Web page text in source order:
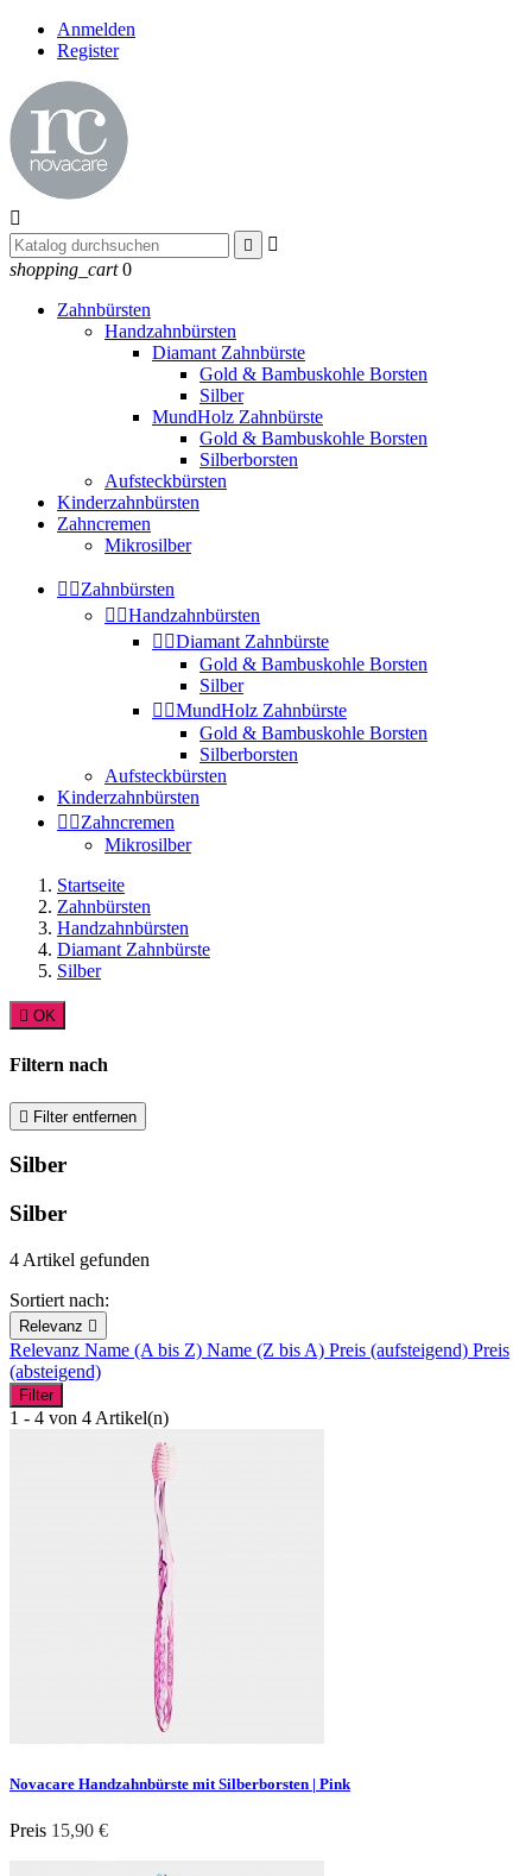
Anmelden
Register



shopping_cart 0
Zahnbürsten
Handzahnbürsten
Diamant Zahnbürste
Gold & Bambuskohle Borsten
Silber
MundHolz Zahnbürste
Gold & Bambuskohle Borsten
Silberborsten
Aufsteckbürsten
Kinderzahnbürsten
Zahncremen
Mikrosilber
 Zahnbürsten
 Handzahnbürsten
 Diamant Zahnbürste
Gold & Bambuskohle Borsten
Silber
 MundHolz Zahnbürste
Gold & Bambuskohle Borsten
Silberborsten
Aufsteckbürsten
Kinderzahnbürsten
 Zahncremen
Mikrosilber
Startseite
Zahnbürsten
Handzahnbürsten
Diamant Zahnbürste
Silber
 OK
Filtern nach
 Filter entfernen
Silber
Silber
4 Artikel gefunden
Sortiert nach:
Relevanz 
Relevanz Name (A bis Z) Name (Z bis A) Preis (aufsteigend) Preis
(absteigend)
Filter
1 - 4 von 4 Artikel(n)
Novacare Handzahnbürste mit Silberborsten | Pink
Preis 15,90 €